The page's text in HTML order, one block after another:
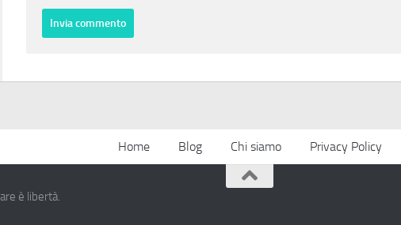
Home Blog Chi siamo Privacy Policy
è libertà.